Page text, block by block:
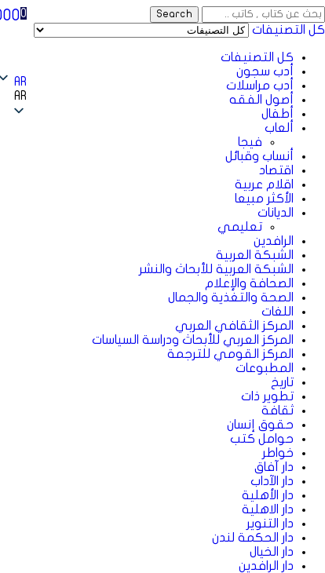
Search
كل التصنيفات
كل التصنيفات
أدب سجون
أدب مراسلات
أصول الفقه
أطفال
ألعاب
فيجا
أنساب وقبائل
اقتصاد
اقلام عربية
الأكثر مبيعا
الديانات
تعليمي
الرافدين
الشبكة العربية
الشبكة العربية للأبحاث والنشر
الصحافة والإعلام
الصحة والتغذية والجمال
اللغات
المركز الثقافي العربي
المركز العربي للأبحاث ودراسة السياسات
المركز القومي للترجمة
المطبوعات
تاريخ
تطوير ذات
ثقافة
حقوق إنسان
حوامل كتب
خواطر
دار آفاق
دار الآداب
دار الأهلية
دار الاهلية
دار التنوير
دار الحكمة لندن
دار الخيال
دار الرافدين
0
AR
AR